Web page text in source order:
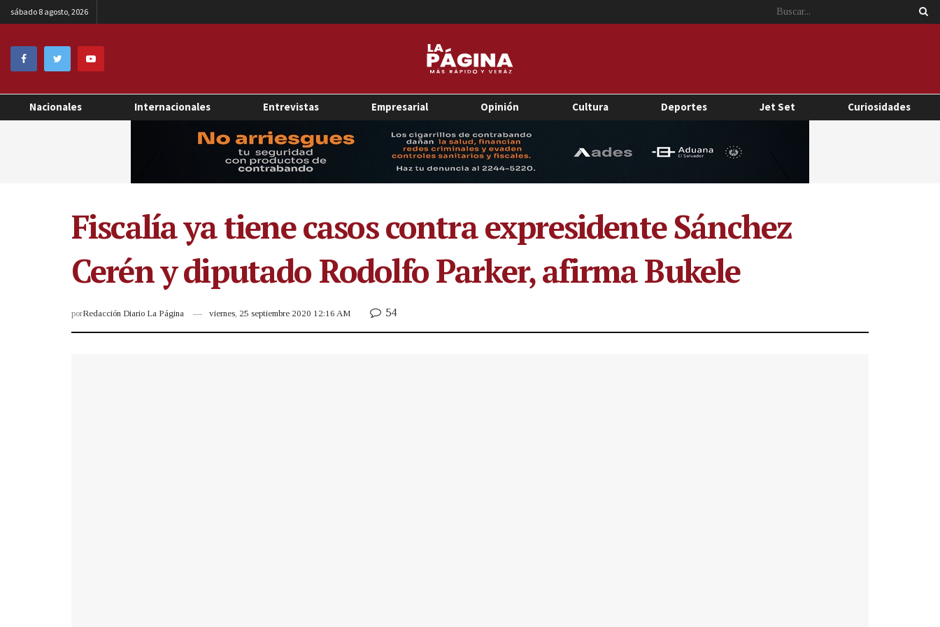
sábado 8 agosto, 2026
Nacionales Internacionales Entrevistas Empresarial Opinión Cultura Deportes Jet Set Curiosidades
Fiscalía ya tiene casos contra expresidente Sánchez
Cerén y diputado Rodolfo Parker, afirma Bukele
porRedacción Diario La Página viernes, 25 septiembre 2020 12:16 AM 54